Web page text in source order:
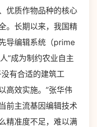
优质作物品种的核心
。长期以来，我国精
导编辑系统（prime
”成为制约农业自主
有合适的建筑工
高效实施。”张华伟
前主流基因编辑技术
精准度不足，难以满